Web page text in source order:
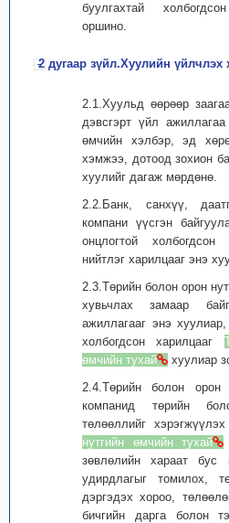
буулгахтай
оршино.
2 дугаар зүйл.Хуулийн үйлчлэх
2.1.Хуульд өөрөөр
дэвсгэрт үйл
өмчийн хэлбэр, эд
хэмжээ, дотоод зохион
хуулийг дагаж мөрдөнө.
2.2.Банк, санхүү,
компани үүсгэн
онцлогтой
нийтлэг харилцааг энэ
2.3.Төрийн болон орон
хувьчлах замаар
ажиллагааг энэ хуулиар,
холбогдсон харилцааг
өмчийн тухай
хуулиар
2.4.Төрийн болон орон
компанид төрийн
төлөөллийг
нутгийн өмчийн тухай
зөвлөлийн хараат бус
удирдлагыг томилох,
дэргэдэх хороо,
бичгийн дарга болон